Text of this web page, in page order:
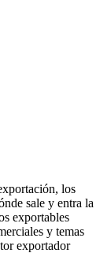
los
sale y entra la
exportables
y temas
exportador